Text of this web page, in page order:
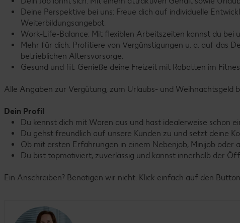
Deine Perspektive bei uns: Freue dich auf individuelle
Weiterbildungsangebot.
Work-Life-Balance: Mit flexiblen Arbeitszeiten kannst du
Mehr für dich: Profitiere von Vergünstigungen u. a. auf das
betrieblichen Altersvorsorge.
Gesund und fit: Genieße deine Freizeit mit Rabatten im
Alle Angaben zur Vergütung, zum Urlaubs- und Weihnachtsgeld
Dein Profil
Du kennst dich mit Waren aus und hast idealerweise schon
Du gehst freundlich auf unsere Kunden zu und setzt deine
Ob mit ersten Erfahrungen in einem Nebenjob, Minijob oder
Du bist topmotiviert, zuverlässig und kannst innerhalb der
Ein Anschreiben? Benötigen wir nicht. Klick einfach auf den